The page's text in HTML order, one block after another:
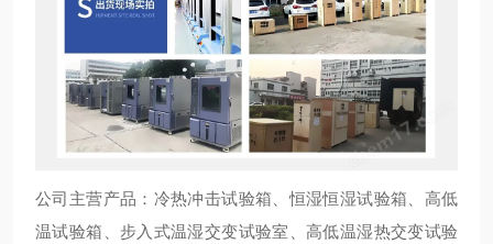
公司主营产品：冷热冲击试验箱、恒湿恒湿试验箱、高低
温试验箱、步入式温湿交变试验室、高低温湿热交变试验